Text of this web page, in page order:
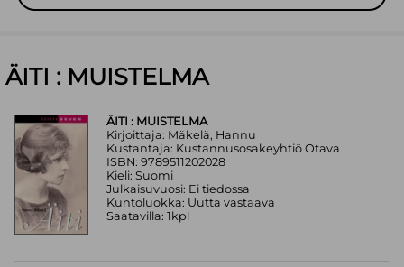
ÄITI : MUISTELMA
ÄITI : MUISTELMA
Kirjoittaja: Mäkelä, Hannu
Kustantaja: Kustannusosakeyhtiö Otava
ISBN: 9789511202028
Kieli: Suomi
Julkaisuvuosi: Ei tiedossa
Kuntoluokka: Uutta vastaava
Saatavilla: 1kpl